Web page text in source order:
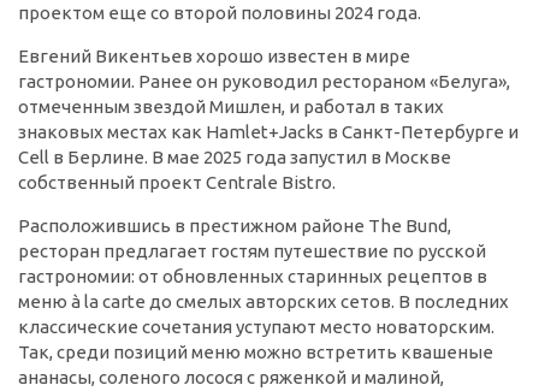
проектом еще со второй половины 2024 года.
Евгений Викентьев хорошо известен в мире
гастрономии. Ранее он руководил рестораном «Белуга»,
отмеченным звездой Мишлен, и работал в таких
знаковых местах как Hamlet+Jacks в Санкт-Петербурге и
Cell в Берлине. В мае 2025 года запустил в Москве
собственный проект Centrale Bistro.
Расположившись в престижном районе The Bund,
ресторан предлагает гостям путешествие по русской
гастрономии: от обновленных старинных рецептов в
меню à la carte до смелых авторских сетов. В последних
классические сочетания уступают место новаторским.
Так, среди позиций меню можно встретить квашеные
ананасы, соленого лосося с ряженкой и малиной,